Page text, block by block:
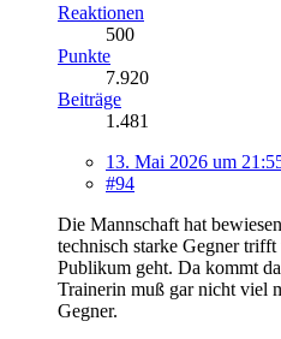
Reaktionen
500
Punkte
7.920
Beiträge
1.481
13. Mai 2026 um
#94
Die Mannschaft hat
technisch starke Gegner
Publikum geht. Da kommt
Trainerin muß gar nicht viel
Gegner.